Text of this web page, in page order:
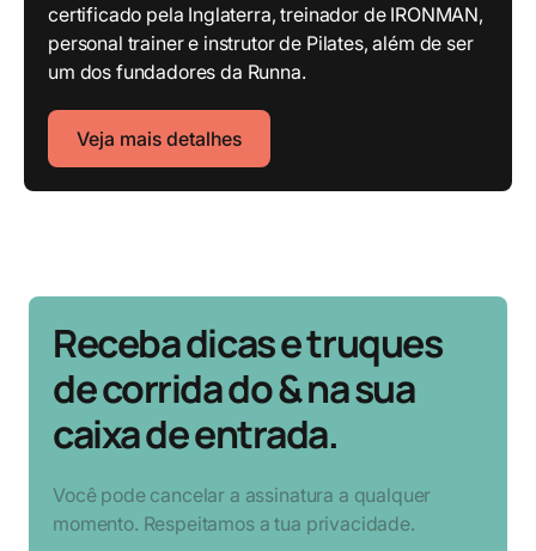
certificado pela Inglaterra, treinador de IRONMAN,
personal trainer e instrutor de Pilates, além de ser
um dos fundadores da Runna.
Veja mais detalhes
Receba dicas e truques
de corrida do & na sua
caixa de entrada.
Você pode cancelar a assinatura a qualquer
momento. Respeitamos a tua privacidade.